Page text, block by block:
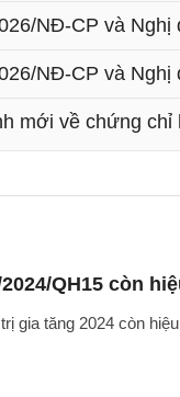
NĐ-CP và
NĐ-CP và
mới về chứng
QH15 còn
gia tăng 2024 còn